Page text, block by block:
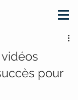
pour